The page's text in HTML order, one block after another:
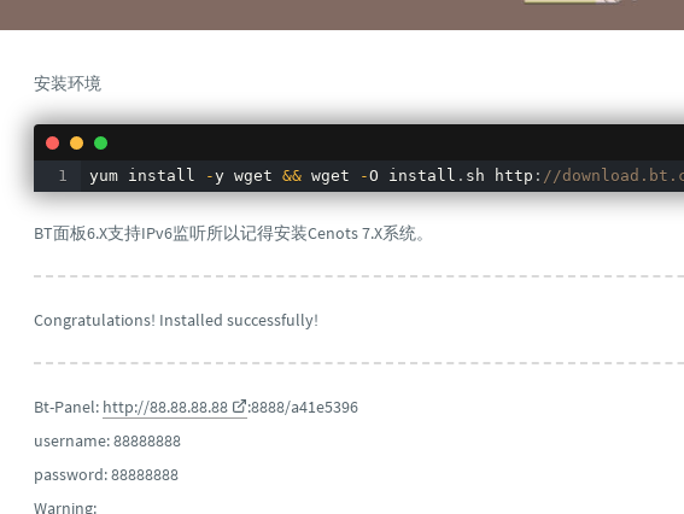
安装环境
yum install -y wget && wget -O install . sh http : //
BT面板6.X支持IPv6监听所以记得安装Cenots 7.X系统。
Congratulations! Installed successfully!
Bt-Panel: http://88.88.88.88
:8888/a41e5396
username: 88888888
password: 88888888
Warning: